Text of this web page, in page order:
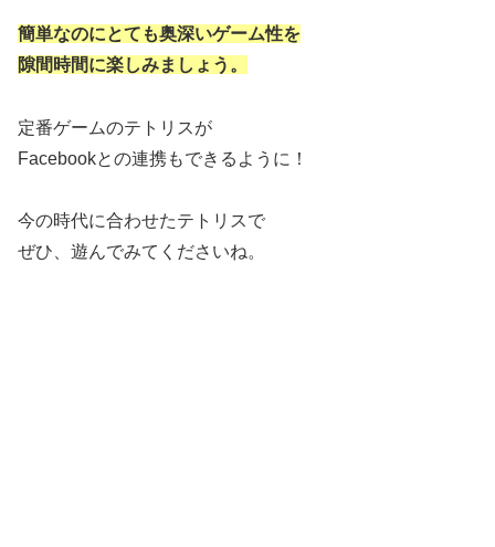
簡単なのにとても奥深いゲーム性を
隙間時間に楽しみましょう。
定番ゲームのテトリスが
Facebookとの連携もできるように！
今の時代に合わせたテトリスで
ぜひ、遊んでみてくださいね。